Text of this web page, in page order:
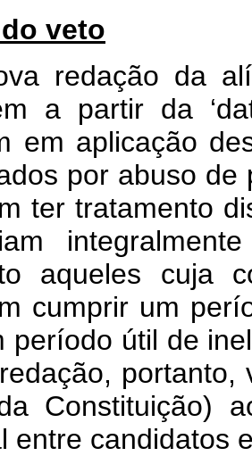
veto
redação da
a partir da
em aplicação
por abuso
ter tratamento
aqueles cuja
cumprir um
período útil de
portanto,
Constituição)
entre candidatos